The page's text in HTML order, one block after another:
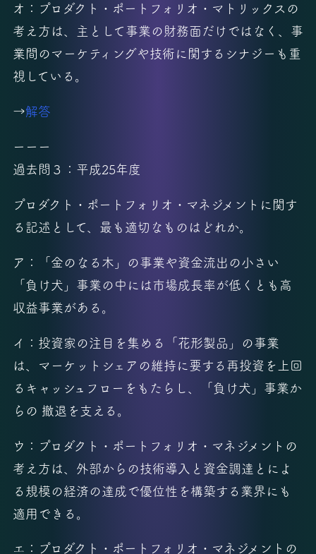
オ：プロダクト・ポートフォリオ・マトリックスの
考え方は、主として事業の財務面だけではなく、事
業間のマーケティングや技術に関するシナジーも重
視している。
→解答
ーーー
過去問３：平成25年度
プロダクト・ポートフォリオ・マネジメントに関す
る記述として、最も適切なものはどれか。
ア：「金のなる木」の事業や資金流出の小さい
「負け犬」事業の中には市場成長率が低くとも高
収益事業がある。
イ：投資家の注目を集める「花形製品」の事業
は、マーケットシェアの維持に要する再投資を上回
るキャッシュフローをもたらし、「負け犬」事業か
らの 撤退を支える。
ウ：プロダクト・ポートフォリオ・マネジメントの
考え方は、外部からの技術導入と資金調達とによ
る規模の経済の達成で優位性を構築する業界にも
適用できる。
エ：プロダクト・ポートフォリオ・マネジメントの